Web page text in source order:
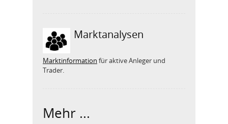
Marktanalysen
Marktinformation für aktive Anleger und
Trader.
Mehr ...